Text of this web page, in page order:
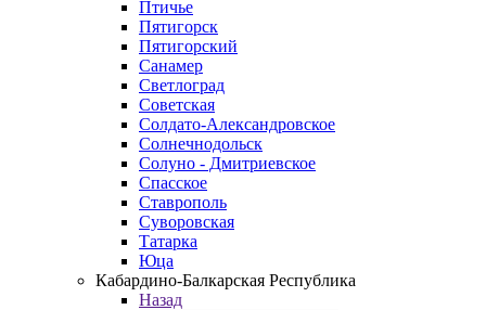
Птичье
Пятигорск
Пятигорский
Санамер
Светлоград
Советская
Солдато-Александровское
Солнечнодольск
Солуно - Дмитриевское
Спасское
Ставрополь
Суворовская
Татарка
Юца
Кабардино‑Балкарская Республика
Назад